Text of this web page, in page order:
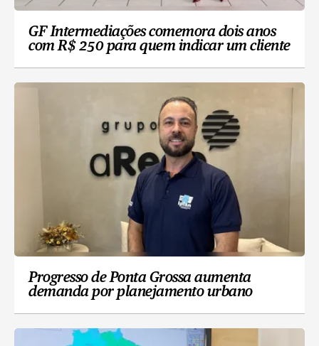
GF Intermediações comemora dois anos
com R$ 250 para quem indicar um cliente
Progresso de Ponta Grossa aumenta
demanda por planejamento urbano